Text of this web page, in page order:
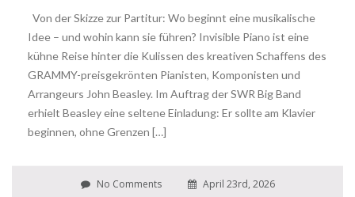
Von der Skizze zur Partitur: Wo beginnt eine musikalische
Idee – und wohin kann sie führen? Invisible Piano ist eine
kühne Reise hinter die Kulissen des kreativen Schaffens des
GRAMMY-preisgekrönten Pianisten, Komponisten und
Arrangeurs John Beasley. Im Auftrag der SWR Big Band
erhielt Beasley eine seltene Einladung: Er sollte am Klavier
beginnen, ohne Grenzen […]
No Comments April 23rd, 2026